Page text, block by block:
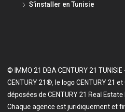
S’installer en Tunisie
© IMMO 21 DBA CENTURY 21
CENTURY 21®, le logo CENTURY 21
déposées de CENTURY 21 Real Estate
Chaque agence est juridiquement et